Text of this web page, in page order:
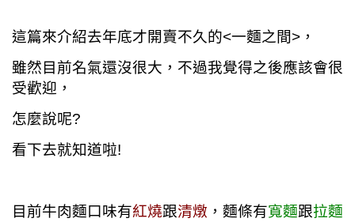
這篇來介紹去年底才開賣不久的<一麵之間>，
雖然目前名氣還沒很大，不過我覺得之後應該會很
受歡迎，
怎麼說呢?
看下去就知道啦!
目前牛肉麵口味有紅燒跟清燉 ，麵條有寬麵跟拉麵